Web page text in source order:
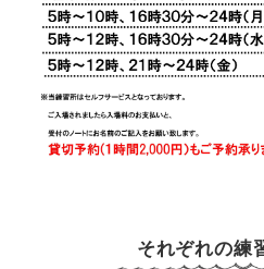
それぞれの練